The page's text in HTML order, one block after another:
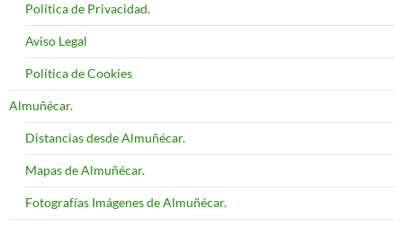
Política de Privacidad.
Aviso Legal
Política de Cookies
Almuñécar.
Distancias desde Almuñécar.
Mapas de Almuñécar.
Fotografías Imágenes de Almuñécar.